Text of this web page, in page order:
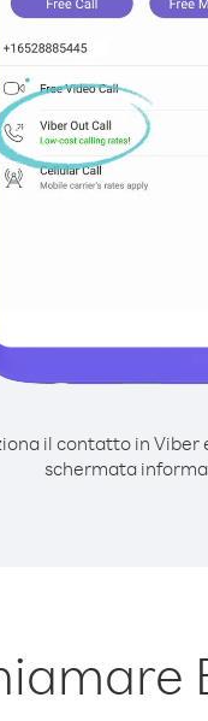
il contatto in Viber
schermata